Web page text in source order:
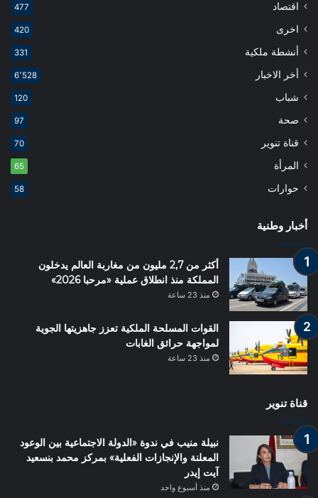
اقتصاد 477
اخرى 420
أنشطة ملكية 331
أخر الاخبار 6٬528
شباب 120
صحة 97
قناة تنوير 70
المرأة 65
حوارات 58
أخبار وطنية
أكثر من 2,7 مليون من مغاربة العالم يدخلون
المملكة منذ انطلاق عملية «مرحبا 2026»
منذ 23 ساعة
القوات المسلحة الملكية تعزز جاهزيتها الجوية
لمواجهة حرائق الغابات
منذ 23 ساعة
قناة تنوير
نبيلة منيب في ندوة «الدولة الاجتماعية بين الوعود
المعلنة والإنجازات الفعلية» بمركز محمد بنسعيد
آيت إيدر
منذ أسبوع واحد